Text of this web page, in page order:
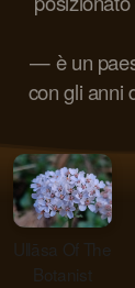
— è un
con gli anni
Ullāsa Of The
Botanist